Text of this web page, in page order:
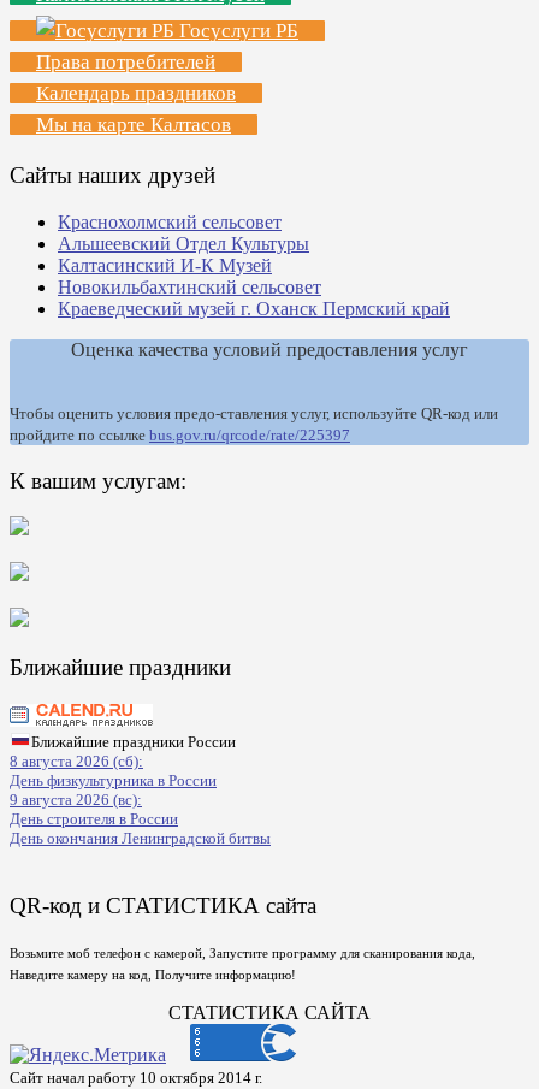
Госуслуги РБ
Права потребителей
Календарь праздников
Мы на карте Калтасов
Сайты наших друзей
Краснохолмский сельсовет
Альшеевский Отдел Культуры
Калтасинский И-К Музей
Новокильбахтинский сельсовет
Краеведческий музей г. Оханск Пермский край
Оценка качества условий предоставления услуг
Чтобы оценить условия предо-ставления услуг, используйте QR-код или
пройдите по ссылке bus.gov.ru/qrcode/rate/225397
К вашим услугам:
Ближайшие праздники
Ближайшие праздники России
8 августа 2026 (сб):
День физкультурника в России
9 августа 2026 (вс):
День строителя в России
День окончания Ленинградской битвы
QR-код и СТАТИСТИКА сайта
Возьмите моб телефон с камерой, Запустите программу для сканирования кода,
Наведите камеру на код, Получите информацию!
СТАТИСТИКА САЙТА
Сайт начал работу 10 октября 2014 г.